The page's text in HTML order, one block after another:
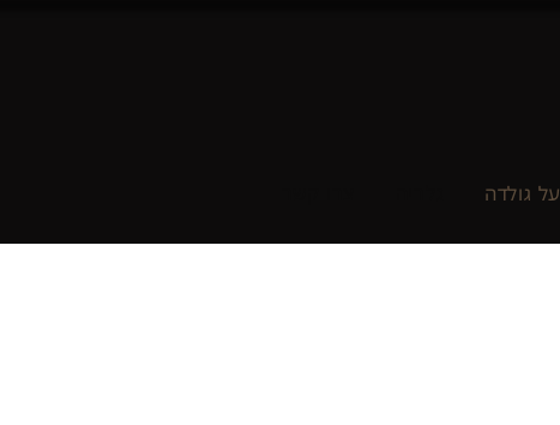
על גולדה